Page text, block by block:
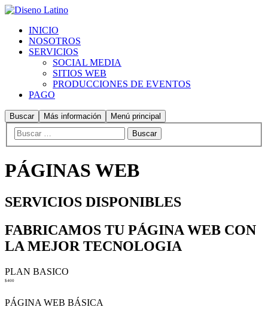
INICIO
NOSOTROS
SERVICIOS
SOCIAL MEDIA
SITIOS WEB
PRODUCCIONES DE EVENTOS
PAGO
Buscar Más información Menú principal
PÁGINAS WEB
SERVICIOS DISPONIBLES
FABRICAMOS TU PÁGINA WEB CON
LA MEJOR TECNOLOGIA
PLAN BASICO
$400
PÁGINA WEB BÁSICA